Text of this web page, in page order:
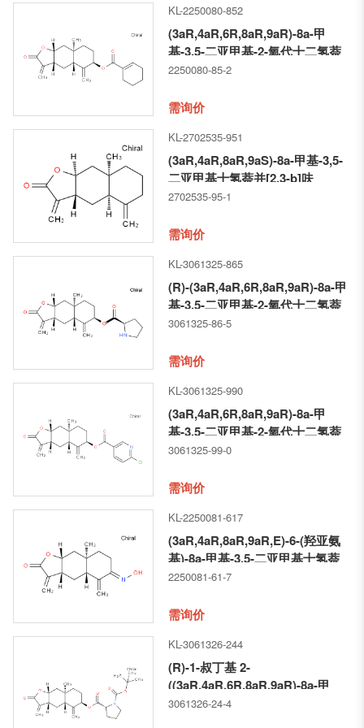
KL-2250080-852
(3aR,4aR,6R,8aR,9aR)-8a-甲
基-3,5-二亚甲基-2-氧代十二氢萘
并[2,3-b]呋喃-6-基 环己-1-烯甲酸
2250080-85-2
需询价
KL-2702535-951
(3aR,4aR,8aR,9aS)-8a-甲基-3,5-
二亚甲基十氢萘并[2,3-b]呋
喃-2(3H)-酮
2702535-95-1
需询价
KL-3061325-865
(R)-(3aR,4aR,6R,8aR,9aR)-8a-甲
基-3,5-二亚甲基-2-氧代十二氢萘
并[2,3-b]呋喃-6-基 吡咯烷-2-甲酸
3061325-86-5
需询价
KL-3061325-990
(3aR,4aR,6R,8aR,9aR)-8a-甲
基-3,5-二亚甲基-2-氧代十二氢萘
并[2,3-b]呋喃-6-基 6-氯烟酸酯
3061325-99-0
需询价
KL-2250081-617
(3aR,4aR,8aR,9aR,E)-6-(羟亚氨
基)-8a-甲基-3,5-二亚甲基十氢萘
并[2,3-b]呋喃-2(3H)-酮
2250081-61-7
需询价
KL-3061326-244
(R)-1-叔丁基 2-
((3aR,4aR,6R,8aR,9aR)-8a-甲
基-3,5-二亚甲基-2-氧代十二氢萘
3061326-24-4